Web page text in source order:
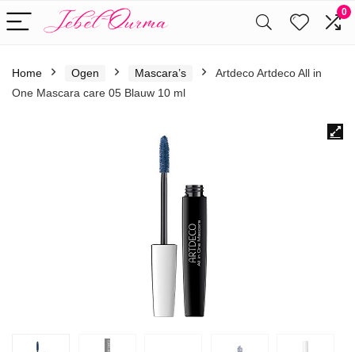
0
Home Ogen Mascara’s
Artdeco Artdeco All in
One Mascara care 05 Blauw 10 ml